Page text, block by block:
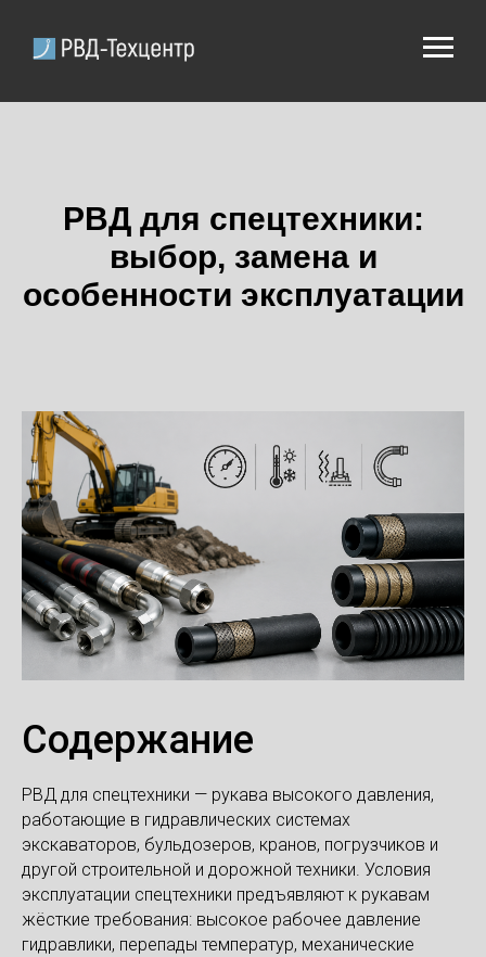
РВД для спецтехники:
выбор, замена и
особенности эксплуатации
Содержание
РВД для спецтехники — рукава высокого давления,
работающие в гидравлических системах
экскаваторов, бульдозеров, кранов, погрузчиков и
другой строительной и дорожной техники. Условия
эксплуатации спецтехники предъявляют к рукавам
жёсткие требования: высокое рабочее давление
гидравлики, перепады температур, механические